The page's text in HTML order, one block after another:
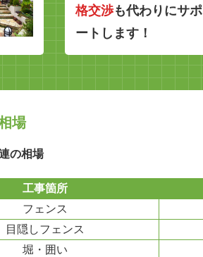
格交渉も代わりにサポ
ートします！
場
の相場
工事箇所
フェンス
目隠しフェンス
堀・囲い